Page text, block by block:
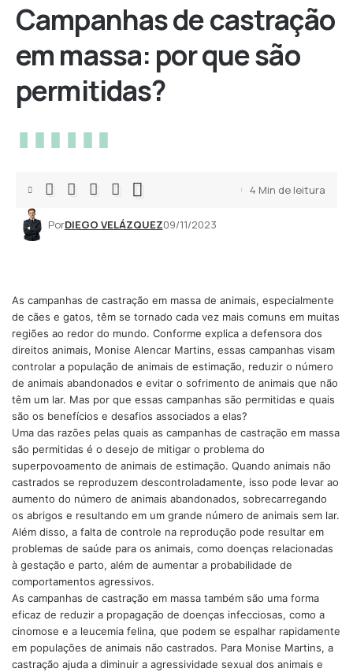
Campanhas de castração
em massa: por que são
permitidas?
PorDIEGO VELÁZQUEZ09/11/2023
4 Min de leitura
As campanhas de castração em massa de animais, especialmente
de cães e gatos, têm se tornado cada vez mais comuns em muitas
regiões ao redor do mundo. Conforme explica a defensora dos
direitos animais, Monise Alencar Martins, essas campanhas visam
controlar a população de animais de estimação, reduzir o número
de animais abandonados e evitar o sofrimento de animais que não
têm um lar. Mas por que essas campanhas são permitidas e quais
são os benefícios e desafios associados a elas?
Uma das razões pelas quais as campanhas de castração em massa
são permitidas é o desejo de mitigar o problema do
superpovoamento de animais de estimação. Quando animais não
castrados se reproduzem descontroladamente, isso pode levar ao
aumento do número de animais abandonados, sobrecarregando
os abrigos e resultando em um grande número de animais sem lar.
Além disso, a falta de controle na reprodução pode resultar em
problemas de saúde para os animais, como doenças relacionadas
à gestação e parto, além de aumentar a probabilidade de
comportamentos agressivos.
As campanhas de castração em massa também são uma forma
eficaz de reduzir a propagação de doenças infecciosas, como a
cinomose e a leucemia felina, que podem se espalhar rapidamente
em populações de animais não castrados. Para Monise Martins, a
castração ajuda a diminuir a agressividade sexual dos animais e